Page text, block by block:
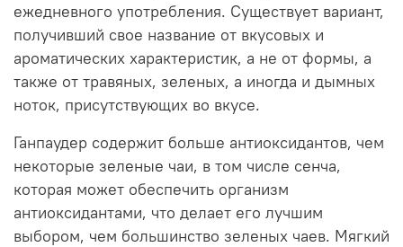
ежедневного употребления. Существует вариант,
получивший свое название от вкусовых и
ароматических характеристик, а не от формы, а
также от травяных, зеленых, а иногда и дымных
ноток, присутствующих во вкусе.
Ганпаудер содержит больше антиоксидантов, чем
некоторые зеленые чаи, в том числе сенча,
которая может обеспечить организм
антиоксидантами, что делает его лучшим
выбором, чем большинство зеленых чаев. Мягкий